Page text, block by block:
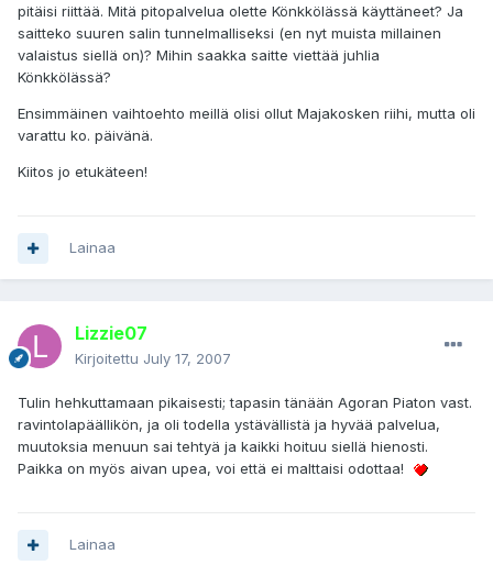
pitäisi riittää. Mitä pitopalvelua olette Könkkölässä käyttäneet? Ja
saitteko suuren salin tunnelmalliseksi (en nyt muista millainen
valaistus siellä on)? Mihin saakka saitte viettää juhlia
Könkkölässä?
Ensimmäinen vaihtoehto meillä olisi ollut Majakosken riihi, mutta oli
varattu ko. päivänä.
Kiitos jo etukäteen!
Lainaa
Lizzie07
Kirjoitettu July 17, 2007
Tulin hehkuttamaan pikaisesti; tapasin tänään Agoran Piaton vast.
ravintolapäällikön, ja oli todella ystävällistä ja hyvää palvelua,
muutoksia menuun sai tehtyä ja kaikki hoituu siellä hienosti.
Paikka on myös aivan upea, voi että ei malttaisi odottaa!
Lainaa